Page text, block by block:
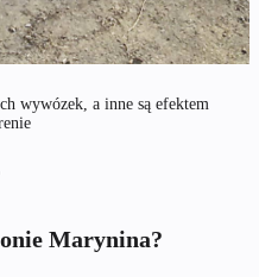
wywózek, a inne są efektem
Marynina?